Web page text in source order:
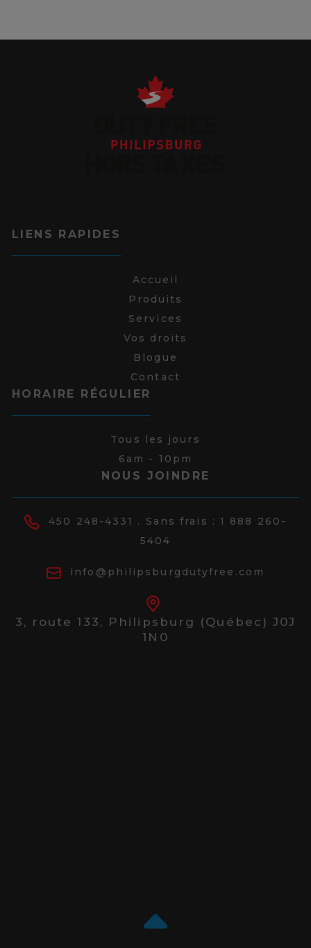
LIENS RAPIDES
Accueil
Produits
Services
Vos droits
Blogue
Contact
HORAIRE RÉGULIER
Tous les jours
6am - 10pm
NOUS JOINDRE
450 248-4331 . Sans frais : 1 888 260-
5404
info@philipsburgdutyfree.com
3, route 133, Philipsburg (Québec) J0J
1N0